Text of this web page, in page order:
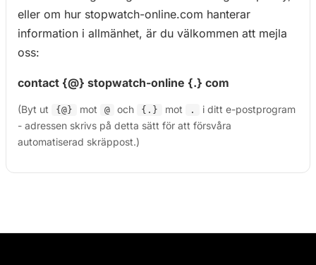
eller om hur stopwatch-online.com hanterar
information i allmänhet, är du välkommen att mejla
oss:
contact {@} stopwatch-online {.} com
(Byt ut {@} mot @ och {.} mot .
i ditt e-postprogram
- adressen skrivs på detta sätt för att försvåra
automatiserad skräppost.)